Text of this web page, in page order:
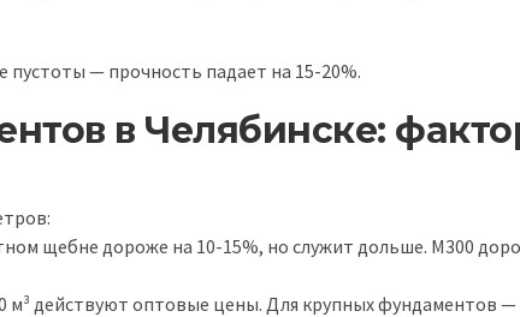
— прочность падает на 15-20%.
в Челябинске:
щебне дороже на 10-15%, но служит дольше. М300
м³ действуют оптовые цены. Для крупных фундаментов —